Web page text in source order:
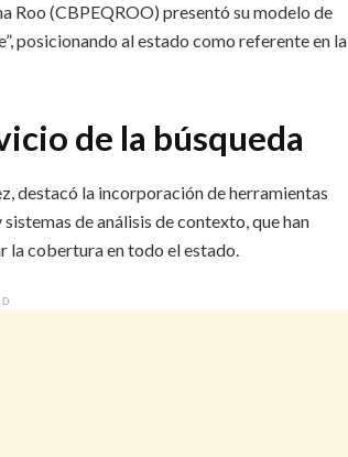
Roo (CBPEQROO) presentó su modelo de
posicionando al estado como referente en la
de la búsqueda
destacó la incorporación de herramientas
sistemas de análisis de contexto, que han
la cobertura en todo el estado.